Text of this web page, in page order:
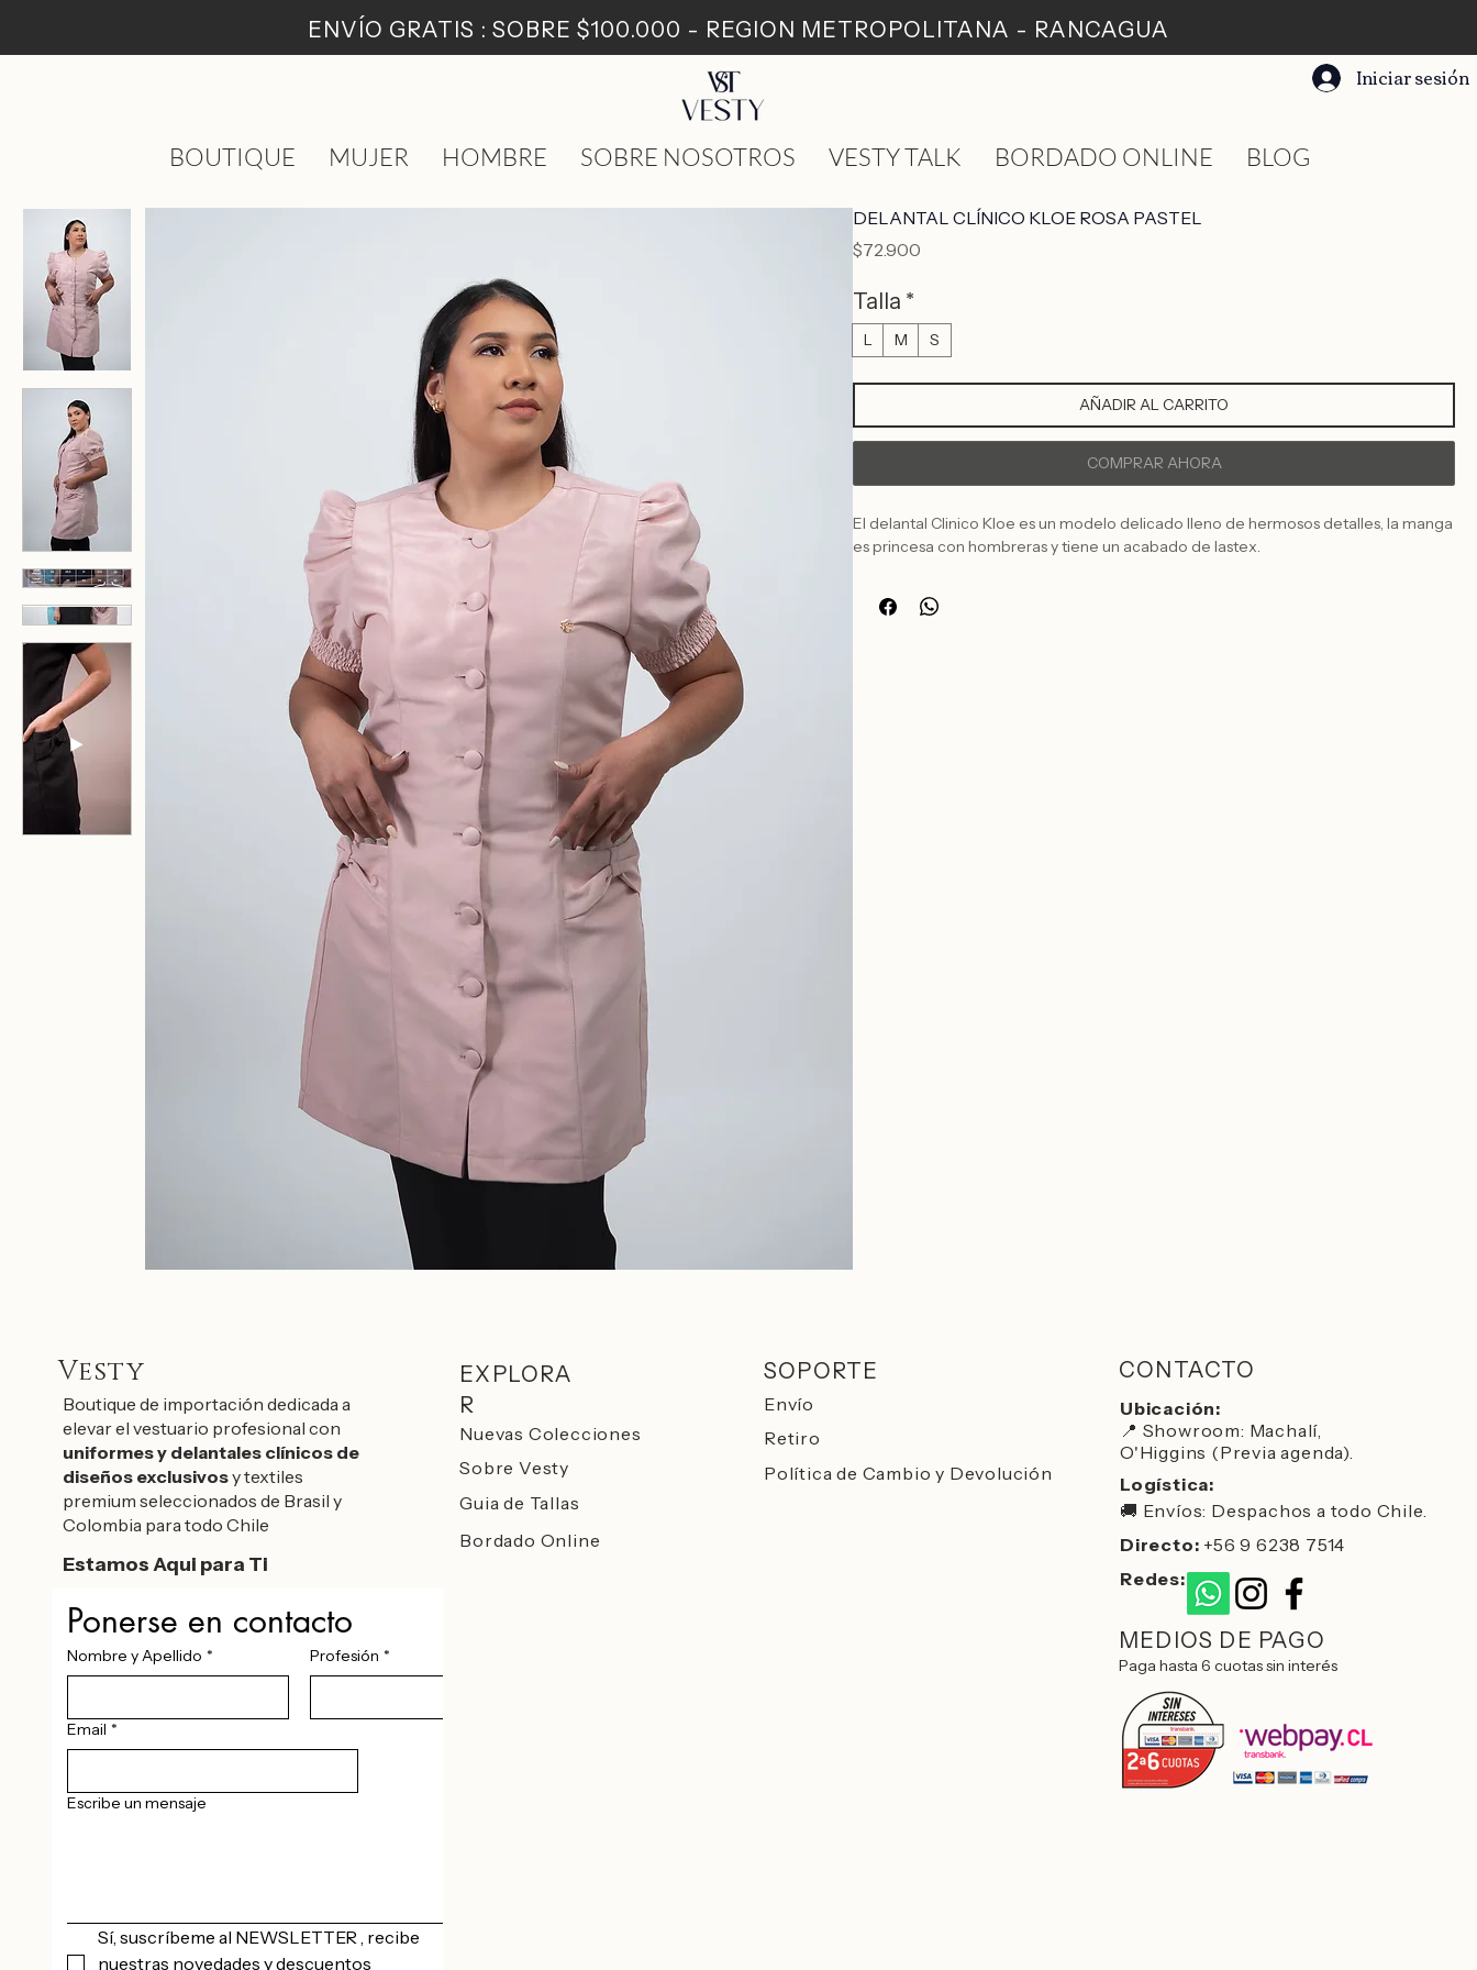
ENVÍO GRATIS : SOBRE $100.000 - REGION METROPOLITANA - RANCAGUA
BOUTIQUE MUJER HOMBRE SOBRE NOSOTROS VESTY TALK BORDADO ONLINE BLOG
Iniciar sesión
DELANTAL CLÍNICO KLOE ROSA PASTEL
$72.900
Talla *
L M S
AÑADIR AL CARRITO
COMPRAR AHORA
El delantal Clinico Kloe es un modelo delicado lleno de hermosos detalles, la manga
es princesa con hombreras y tiene un acabado de lastex.
botones forrados y confeccionado en tela plana Gabardina con Spandex, lo que
genera mayor comodidad para tu trabajo.
Vesty
Boutique de importación dedicada a
elevar el vestuario profesional con
uniformes y delantales clínicos de
diseños exclusivosy textiles
premium seleccionados de Brasil y
Colombia para todo Chile
Estamos Aqui para Ti
Ponerse en contacto
Nombre y Apellido * Profesión *
Email *
Escribe un mensaje
Sí, suscríbeme al NEWSLETTER , recibe
nuestras novedades y descuentos
EXPLORA
R
Nuevas Colecciones
Sobre Vesty​
Guia de Tallas
Bordado Online
SOPORTE
Envío
Retiro
Política de Cambio y Devolución
CONTACTO
Ubicación:
📍 Showroom: Machalí,
O'Higgins (Previa agenda).
Logística:
🚚 Envíos: Despachos a todo Chile.
Directo: +56 9 6238 7514
Redes:
MEDIOS DE PAGO
Paga hasta 6 cuotas sin interés